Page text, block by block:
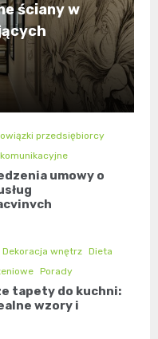
ściany w
przedsiębiorcy
umowy o
Dekoracja wnętrz Dieta
Porady
tapety do kuchni:
wzory i